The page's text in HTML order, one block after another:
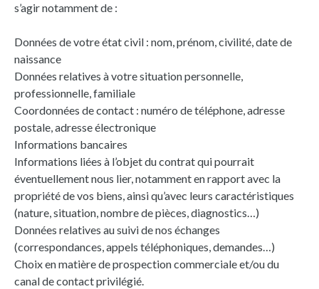
s’agir notamment de :
Données de votre état civil : nom, prénom, civilité, date de
naissance
Données relatives à votre situation personnelle,
professionnelle, familiale
Coordonnées de contact : numéro de téléphone, adresse
postale, adresse électronique
Informations bancaires
Informations liées à l’objet du contrat qui pourrait
éventuellement nous lier, notamment en rapport avec la
propriété de vos biens, ainsi qu’avec leurs caractéristiques
(nature, situation, nombre de pièces, diagnostics…)
Données relatives au suivi de nos échanges
(correspondances, appels téléphoniques, demandes…)
Choix en matière de prospection commerciale et/ou du
canal de contact privilégié.